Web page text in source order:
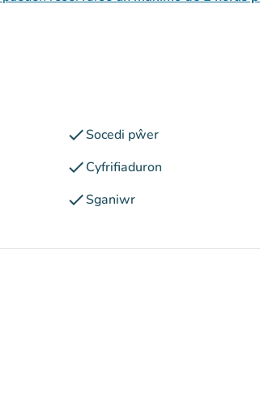
checkSocedi pŵer
checkCyfrifiaduron
checkSganiwr